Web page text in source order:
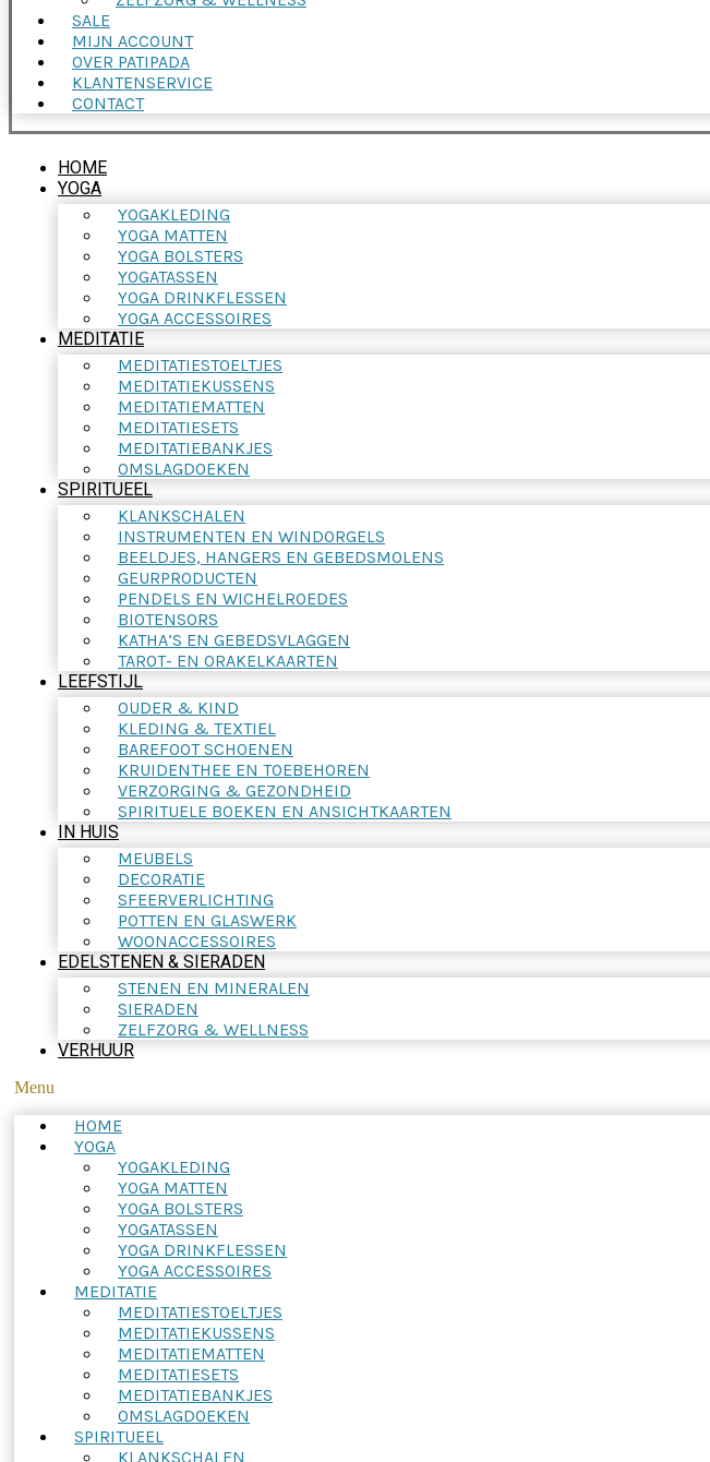
SALE
MIJN ACCOUNT
OVER PATIPADA
KLANTENSERVICE
CONTACT
HOME
YOGA
YOGAKLEDING
YOGA MATTEN
YOGA BOLSTERS
YOGATASSEN
YOGA DRINKFLESSEN
YOGA ACCESSOIRES
MEDITATIE
MEDITATIESTOELTJES
MEDITATIEKUSSENS
MEDITATIEMATTEN
MEDITATIESETS
MEDITATIEBANKJES
OMSLAGDOEKEN
SPIRITUEEL
KLANKSCHALEN
INSTRUMENTEN EN WINDORGELS
BEELDJES, HANGERS EN GEBEDSMOLENS
GEURPRODUCTEN
PENDELS EN WICHELROEDES
BIOTENSORS
KATHA’S EN GEBEDSVLAGGEN
TAROT- EN ORAKELKAARTEN
LEEFSTIJL
OUDER & KIND
KLEDING & TEXTIEL
BAREFOOT SCHOENEN
KRUIDENTHEE EN TOEBEHOREN
VERZORGING & GEZONDHEID
SPIRITUELE BOEKEN EN ANSICHTKAARTEN
IN HUIS
MEUBELS
DECORATIE
SFEERVERLICHTING
POTTEN EN GLASWERK
WOONACCESSOIRES
EDELSTENEN & SIERADEN
STENEN EN MINERALEN
SIERADEN
ZELFZORG & WELLNESS
VERHUUR
Menu
HOME
YOGA
YOGAKLEDING
YOGA MATTEN
YOGA BOLSTERS
YOGATASSEN
YOGA DRINKFLESSEN
YOGA ACCESSOIRES
MEDITATIE
MEDITATIESTOELTJES
MEDITATIEKUSSENS
MEDITATIEMATTEN
MEDITATIESETS
MEDITATIEBANKJES
OMSLAGDOEKEN
SPIRITUEEL
KLANKSCHALEN